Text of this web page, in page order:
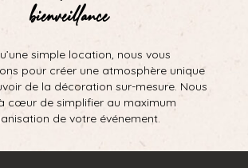
bienveillance
simple location, nous vous
pour créer une atmosphère unique
de la décoration sur-mesure. Nous
cœur de simplifier au maximum
de votre événement.